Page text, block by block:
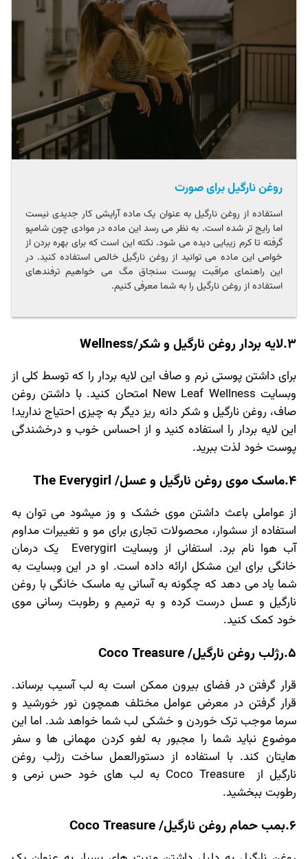
روغن نارگیل برای صورت
استفاده از روغن نارگیل به عنوان یک ماده آرایشی کار جدیدی نیست
اما رایج تر شده است. به نظر می رسد این ماده در موادی چون شامپو
گرفته تا کرم زیبایی دیده می شود. نکته این است که برای بهره بردن از
خواص این ماده می توانید از روغن نارگیل خالص استفاده کنید. در
این راهنمای مراقبت پوست سنجاق مگ می خواهیم ترفندهای
استفاده از روغن نارگیل را به شما معرفی کنیم.
3.لایه بردار روغن نارگیل و شکر/Wellness
برای داشتن پوستی نرم و صاف این لایه بردار را که توسط کلی از
وبسایت New Leaf Wellness امتحان کنید. با داشتن روغن
صاف، روغن نارگیل و شکر دانه ریز دیگر به چیزی احتیاج ندارید!
این لایه بردار را استفاده کنید و از احساس خوب و درخشندگی
پوست خود لذت ببرید.
4.ماسک موی روغن نارگیل و عسل/ The Everygirl
از عواملی باعث داشتن موی خشک و وز میشود می توان به
استفاده از سشوار، محصولات تجاری برای مو و تغییرات مداوم
آب هوا نام برد. استفانی از وبسایت Everygirl یک درمان
خانگی برای این مشکل ارائه داده است. او در این وبسایت به
شما یاد می دهد که چگونه به آسانی یه ماسک خانگی با روغن
نارگیل و عسل درست کرده و به ترمیم و رطوبت رسانی موی
خود کمک کنید.
5.رژلب روغن نارگیل/ Coco Treasure
قرار گرفتن در فضای بیرون ممکن است به لب آسیب برساند.
قرار گرفتن در معرض عوامل مختلف همچون نور خورشید و
سرما موجب ترک خوردن و خشکی لب شما خواهد شد. اما این
موضوع نباید شما را مجبور به لغو کردن مهمانی ها و سفر
هایتان کند. با استفاده از دستورالعمل ساخت رژلب روغن
نارگیل از Coco Treasure به لب های خود حس نرمی و
رطوبت ببخشید.
6.بمب حمام روغن نارگیل/ Coco Treasure